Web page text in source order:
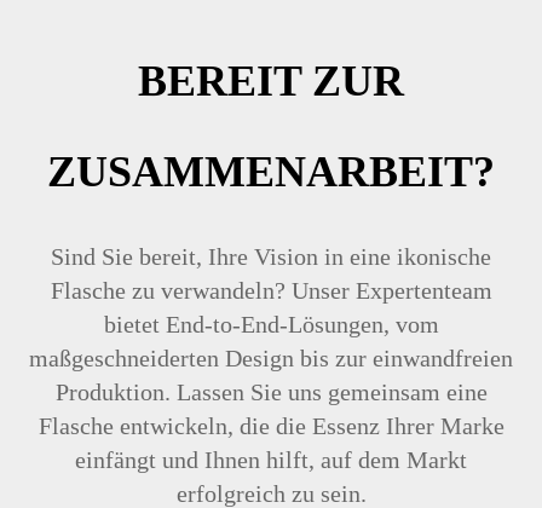
BEREIT ZUR
ZUSAMMENARBEIT?
Sind Sie bereit, Ihre Vision in eine ikonische
Flasche zu verwandeln? Unser Expertenteam
bietet End-to-End-Lösungen, vom
maßgeschneiderten Design bis zur einwandfreien
Produktion. Lassen Sie uns gemeinsam eine
Flasche entwickeln, die die Essenz Ihrer Marke
einfängt und Ihnen hilft, auf dem Markt
erfolgreich zu sein.